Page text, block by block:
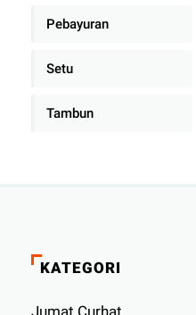
Pebayuran
Setu
Tambun
KATEGORI